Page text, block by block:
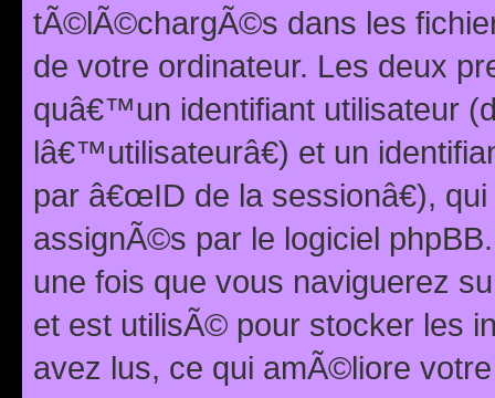
tÃ©lÃ©chargÃ©s dans les
de votre ordinateur. Les deux
quâ€™un identifiant utilisateur
lâ€™utilisateurâ€) et un
par â€œID de la sessionâ€),
assignÃ©s par le logiciel
une fois que vous naviguerez
et est utilisÃ© pour stocker les
avez lus, ce qui amÃ©liore